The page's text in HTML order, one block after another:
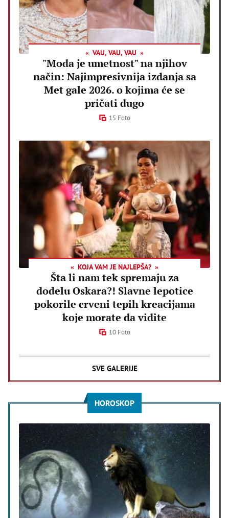
VAU, VAU, VAU
"Moda je umetnost" na njihov
način: Najimpresivnija izdanja sa
Met gale 2026. o kojima će se
pričati dugo
15 Foto
KOJA VAM JE NAJLEPŠA?
Šta li nam tek spremaju za
dodelu Oskara?! Slavne lepotice
pokorile crveni tepih kreacijama
koje morate da vidite
10 Foto
SVE GALERIJE
HOROSKOP